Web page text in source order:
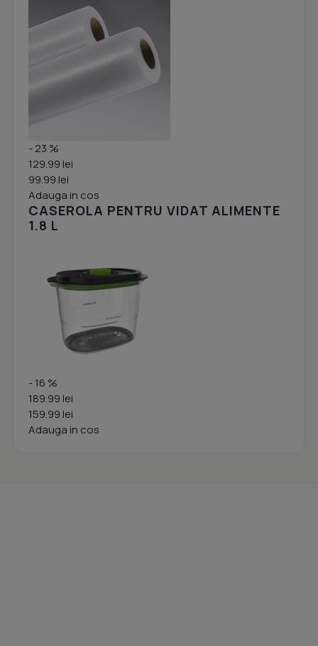
- 23 %
129.99 lei
99.99 lei
Adauga in cos
CASEROLA PENTRU VIDAT ALIMENTE
1.8 L
- 16 %
189.99 lei
159.99 lei
Adauga in cos